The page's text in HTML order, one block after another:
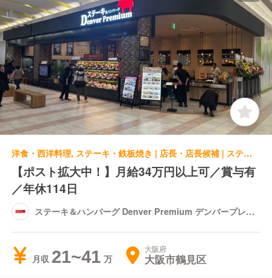
洋食・西洋料理, ステーキ・鉄板焼き | 店長・店長候補 | ステーキ＆ハンバーグ Denver Premium デンバープレミアム イオンモール鶴見緑地店
【ポスト拡大中！】月給34万円以上可／賞与有
／年休114日
ステーキ＆ハンバーグ Denver Premium デンバープレミ
月収 21~41 大阪府
大阪市鶴見区